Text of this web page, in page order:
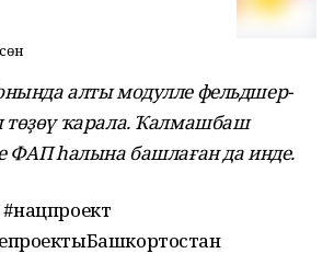
алты модулле фельдшер-
төҙөү ҡарала. Ҡалмашбаш
ФАП һалына башлаған да инде.